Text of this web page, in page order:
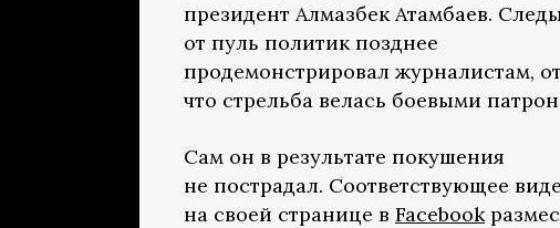
президент Алмазбек Атамбаев.
от пуль политик позднее
продемонстрировал журналистам,
что стрельба велась боевыми
Сам он в результате покушения
не пострадал. Соответствующее
на своей странице в Facebook